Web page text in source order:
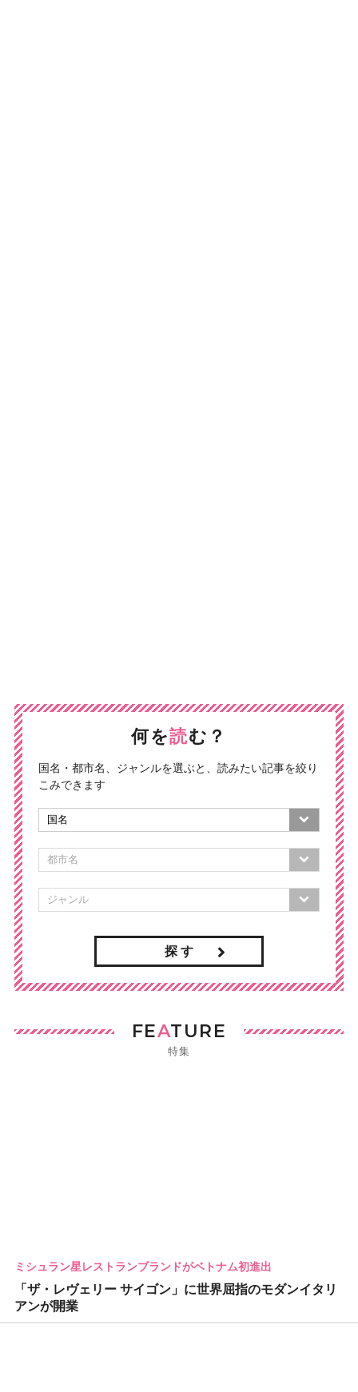
何を読む？
国名・都市名、ジャンルを選ぶと、読みたい記事を絞り
こみできます
探 す
FEATURE
特集
ミシュラン星レストランブランドがベトナム初進出
「ザ・レヴェリー サイゴン」に世界屈指のモダンイタリ
アンが開業